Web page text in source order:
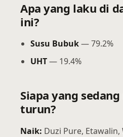
Apa yang laku di
ini?
Susu Bubuk— 79.2%
UHT— 19.4%
Siapa yang
turun?
Naik: Duzi Pure,